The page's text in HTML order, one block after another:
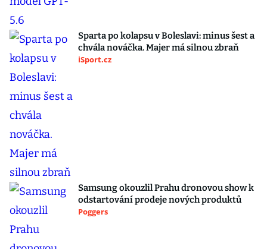
Sparta po kolapsu v Boleslavi: minus šest a
chvála nováčka. Majer má silnou zbraň
iSport.cz
Samsung okouzlil Prahu dronovou show k
odstartování prodeje nových produktů
Poggers